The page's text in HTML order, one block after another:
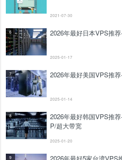
2021-07-30
6 2026年最好日本VPS推
2025-01-17
7 2026年最好美国VPS推
2025-01-14
8
2026年最好韩国VPS推
P/超大带宽
2025-01-20
9